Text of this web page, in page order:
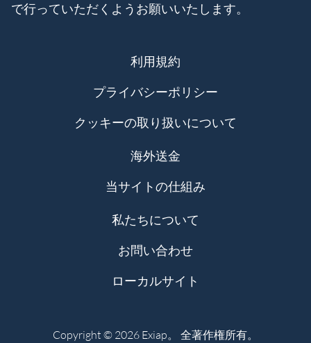
で行っていただくようお願いいたします。
利用規約
プライバシーポリシー
クッキーの取り扱いについて
海外送金
当サイトの仕組み
私たちについて
お問い合わせ
ローカルサイト
Copyright © 2026 Exiap。 全著作権所有。